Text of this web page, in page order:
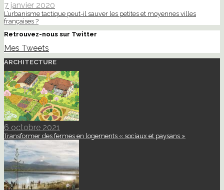
7 janvier 2020
L’urbanisme tactique peut-il sauver les petites et moyennes villes
françaises ?
Retrouvez-nous sur Twitter
Mes Tweets
ARCHITECTURE
6 octobre 2021
Transformer des fermes en logements « sociaux et paysans »